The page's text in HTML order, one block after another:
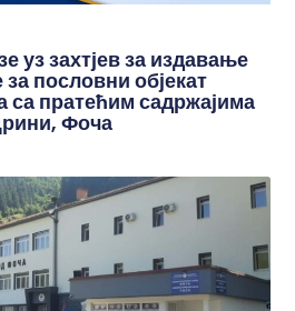
уз захтјев за издавање
пословни објекат
са пратећим садржајима
Фоча